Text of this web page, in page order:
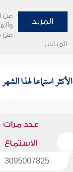
المزيد
من
من
المباشر
الأكثر استماعا لهذا الشهر
عدد مرات
الاستماع
3095007825